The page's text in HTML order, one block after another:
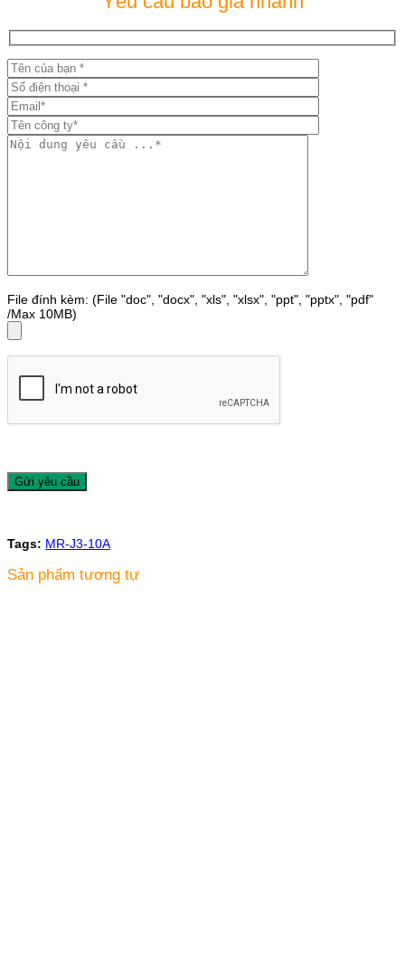
File đính kèm: (File "doc", "docx", "xls", "xlsx", "ppt", "pptx", "pdf"
/Max 10MB)
Tags: MR-J3-10A
Sản phẩm tương tự